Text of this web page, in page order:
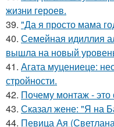
жизни героев.
39. "Да я просто мама
40. Семейная идиллия
вышла на новый
41. Агата муцениеце:
стройности.
42. Почему монтаж - это
43. Сказал жене: "Я на
44. Певица Ая